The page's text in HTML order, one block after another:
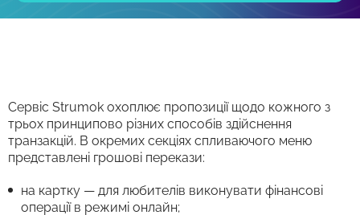
Сервіс Strumok охоплює пропозиції щодо кожного з
трьох принципово різних способів здійснення
транзакцій. В окремих секціях спливаючого меню
представлені грошові перекази:
на картку — для любителів виконувати фінансові
операції в режимі онлайн;